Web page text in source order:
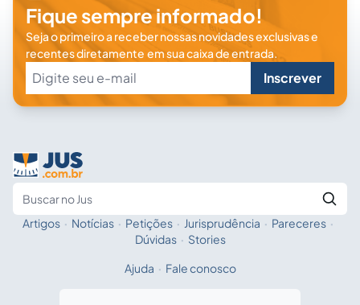
Fique sempre informado!
Seja o primeiro a receber nossas novidades exclusivas e
recentes diretamente em sua caixa de entrada.
Inscrever
Fale com a IA
Artigos · Notícias · Petições · Jurisprudência · Pareceres ·
Dúvidas · Stories
Ajuda · Fale conosco